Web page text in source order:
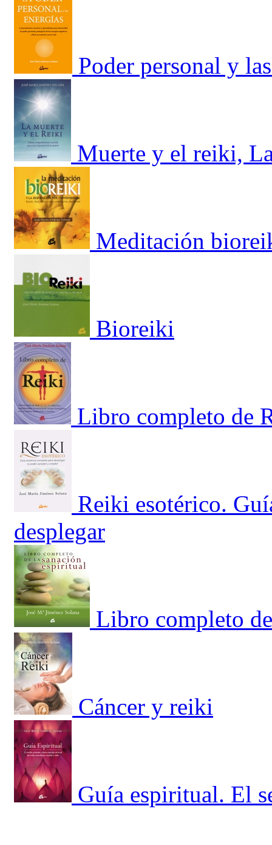
Poder personal y
Muerte y el reiki,
Meditación
Bioreiki
Libro completo de
Reiki esotérico.
desplegar
Libro completo
Cáncer y reiki
Guía espiritual. El